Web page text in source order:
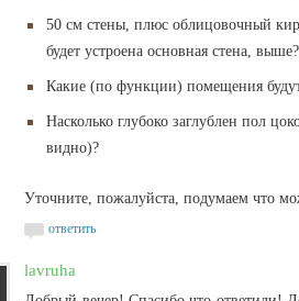
50 см стены, плюс облицовочный
будет устроена основная стена,
Какие (по функции) помещения
Насколько глубоко заглублен пол
видно)?
Уточните, пожалуйста, подумаем что
ответить
lavruha